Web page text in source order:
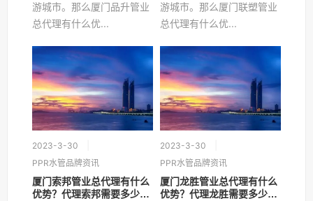
游城市。那么厦门品升管业
总代理有什么优...
游城市。那么厦门联塑管业
总代理有什么优...
2023-3-30
PPR水管品牌资讯
厦门索邦管业总代理有什么
优势？代理索邦需要多少
2023-3-30
PPR水管品牌资讯
厦门龙胜管业总代理有什么
优势？代理龙胜需要多少